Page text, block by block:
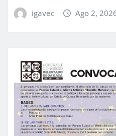
igavec Ago 2,